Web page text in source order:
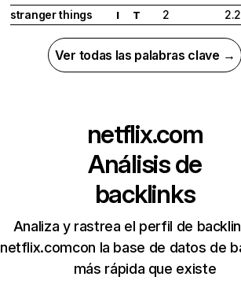
stranger things
I T 2
Ver todas las palabras clave →
netflix.com
Análisis de
backlinks
Analiza y rastrea el perfil de
netflix.comcon la base de datos de
más rápida que existe